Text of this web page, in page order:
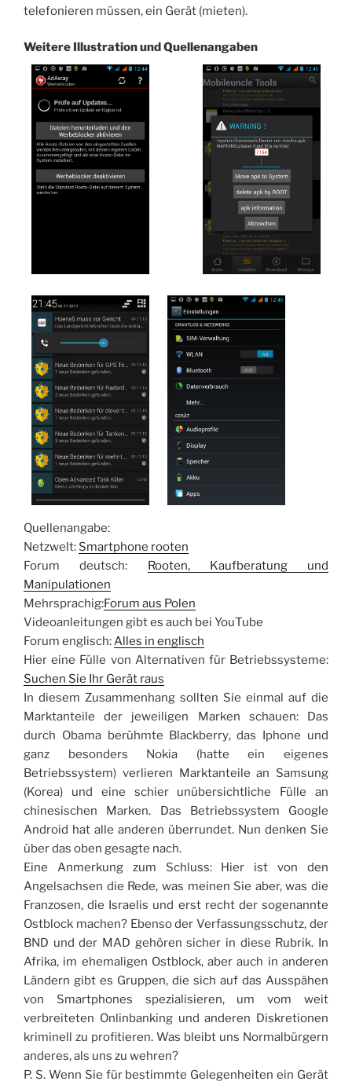
telefonieren müssen, ein Gerät (mieten).
Weitere Illustration und Quellenangaben
Quellenangabe:
Netzwelt: Smartphone rooten
Forum deutsch: Rooten, Kaufberatung und
Manipulationen
Mehrsprachig:Forum aus Polen
Videoanleitungen gibt es auch bei YouTube
Forum englisch: Alles in englisch
Hier eine Fülle von Alternativen für Betriebssysteme:
Suchen Sie Ihr Gerät raus
In diesem Zusammenhang sollten Sie einmal auf die
Marktanteile der jeweiligen Marken schauen: Das
durch Obama berühmte Blackberry, das Iphone und
ganz besonders Nokia (hatte ein eigenes
Betriebssystem) verlieren Marktanteile an Samsung
(Korea) und eine schier unübersichtliche Fülle an
chinesischen Marken. Das Betriebssystem Google
Android hat alle anderen überrundet. Nun denken Sie
über das oben gesagte nach.
Eine Anmerkung zum Schluss: Hier ist von den
Angelsachsen die Rede, was meinen Sie aber, was die
Franzosen, die Israelis und erst recht der sogenannte
Ostblock machen? Ebenso der Verfassungsschutz, der
BND und der MAD gehören sicher in diese Rubrik. In
Afrika, im ehemaligen Ostblock, aber auch in anderen
Ländern gibt es Gruppen, die sich auf das Ausspähen
von Smartphones spezialisieren, um vom weit
verbreiteten Onlinbanking und anderen Diskretionen
kriminell zu profitieren. Was bleibt uns Normalbürgern
anderes, als uns zu wehren?
P. S. Wenn Sie für bestimmte Gelegenheiten ein Gerät